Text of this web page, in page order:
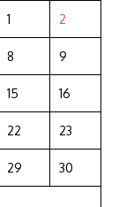
1 2
8 9
15 16
22 23
29 30